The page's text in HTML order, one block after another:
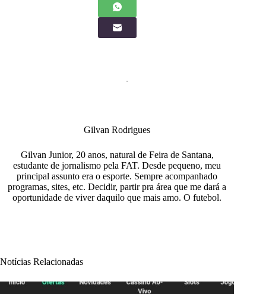
Gilvan Rodrigues
Gilvan Junior, 20 anos, natural de Feira de Santana,
estudante de jornalismo pela FAT. Desde pequeno, meu
principal assunto era o esporte. Sempre acompanhado
programas, sites, etc. Decidir, partir pra área que me dará a
oportunidade de viver daquilo que mais amo. O futebol.
Notícias Relacionadas